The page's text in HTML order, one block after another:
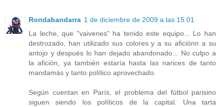
Rondabandarra 1 de diciembre de 2009 a las 15:01
La leche, que "vaivenes" ha tenido este equipo... Lo han
destrozado, han utilizado sus colores y a su aficiónn a su
antojo y después lo han dejado abandonado... No culpo a
la afición, ya también estaría hasta las narices de tanto
mandamás y tanto político aprovechado.
Según cuentan en París, el problema del fútbol parisino
siguen siendo los políticos de la capital. Una tarta